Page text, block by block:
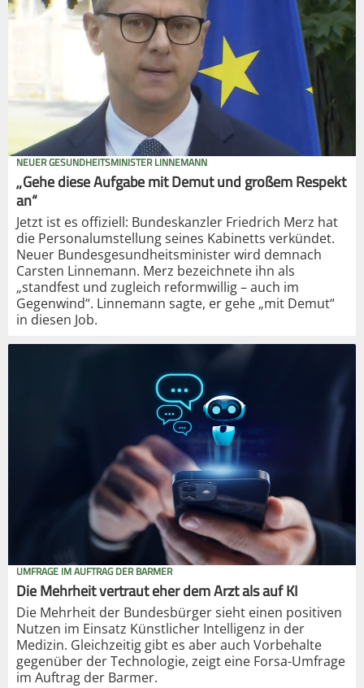
NEUER GESUNDHEITSMINISTER LINNEMANN
„Gehe diese Aufgabe mit Demut und großem Respekt
an“
Jetzt ist es offiziell: Bundeskanzler Friedrich Merz hat
die Personalumstellung seines Kabinetts verkündet.
Neuer Bundesgesundheitsminister wird demnach
Carsten Linnemann. Merz bezeichnete ihn als
„standfest und zugleich reformwillig – auch im
Gegenwind“. Linnemann sagte, er gehe „mit Demut“
in diesen Job.
UMFRAGE IM AUFTRAG DER BARMER
Die Mehrheit vertraut eher dem Arzt als auf KI
Die Mehrheit der Bundesbürger sieht einen positiven
Nutzen im Einsatz Künstlicher Intelligenz in der
Medizin. Gleichzeitig gibt es aber auch Vorbehalte
gegenüber der Technologie, zeigt eine Forsa-Umfrage
im Auftrag der Barmer.